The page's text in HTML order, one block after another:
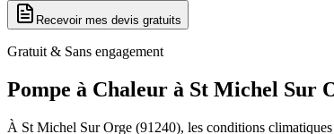
Recevoir mes devis gratuits
Gratuit & Sans engagement
Pompe à Chaleur à St Michel Sur
À St Michel Sur Orge (91240), les conditions climatiques